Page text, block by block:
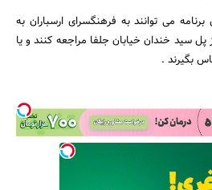
می توانند به فرهنگسرای ارسباران به
پل سید خندان خیابان جلفا مراجعه کنند و یا